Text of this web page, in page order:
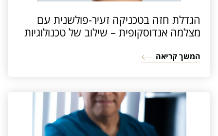
הגדלת חזה בטכניקה זעיר-פולשנית עם
מצלמה אנדוסקופית – שילוב של טכנולוגיות
המשך קריאה